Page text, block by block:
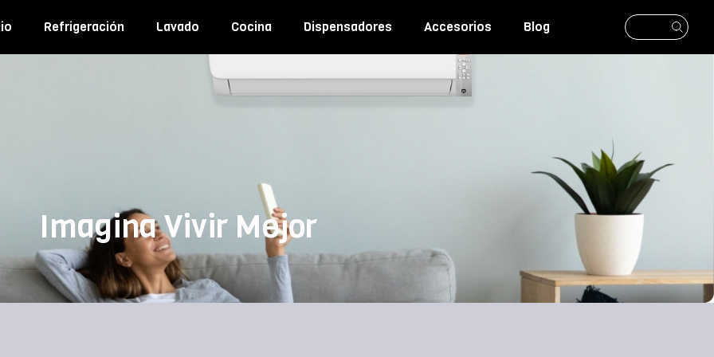
Refrigeración Lavado Cocina Dispensadores Accesorios Blog
Imagina Vivir Mejor